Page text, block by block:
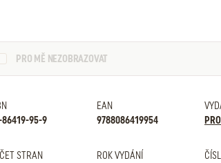
PRO MĚ NEZOBRAZOVAT
95-9
EAN
9788086419954
STRAN
ROK VYDÁNÍ